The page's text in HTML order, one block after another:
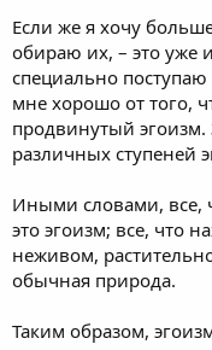
Если же я хочу
обираю их, – это уже
специально поступаю
мне хорошо от того,
продвинутый эгоизм.
различных ступеней
Иными словами, все,
это эгоизм; все, что
неживом,
обычная природа.
Таким образом,